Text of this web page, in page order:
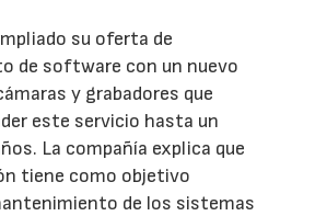
su oferta de
de software con un nuevo
y grabadores que
este servicio hasta un
La compañía explica que
tiene como objetivo
de los sistemas